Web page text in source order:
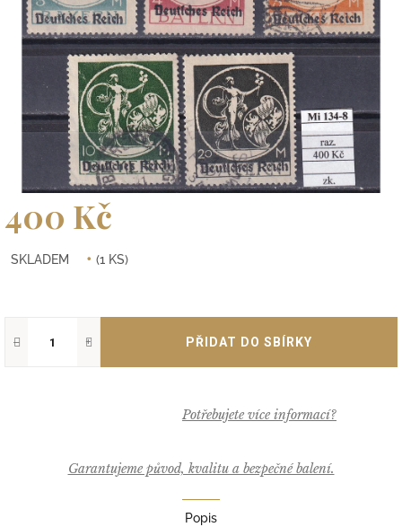
400 Kč
cena:
SKLADEM (1 KS)
+
−
Garantujeme původ, kvalitu a bezpečné balení.
Popis